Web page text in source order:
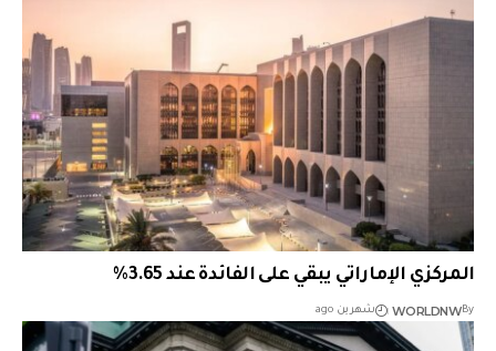
المركزي الإماراتي يبقي على الفائدة عند 3.65%
By
WORLDNW شهرين ago